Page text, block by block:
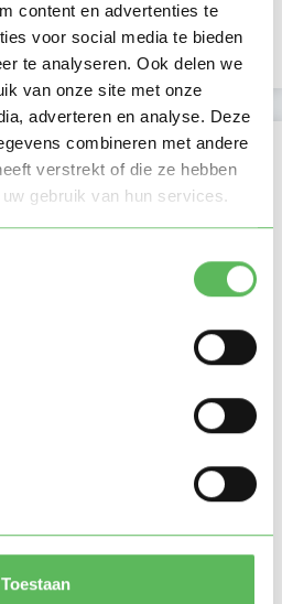
content en advertenties te
voor social media te bieden
te analyseren. Ook delen we
van onze site met onze
adverteren en analyse. Deze
combineren met andere
verstrekt of die ze hebben
gebruik van hun services.
Toestaan
(Appingedam)